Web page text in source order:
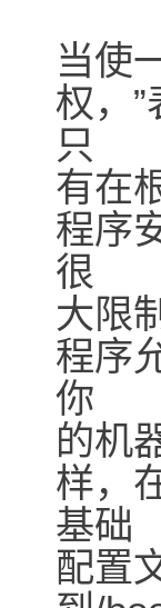
当使
权，
只
有在
程序
很
大限
程序
你
的机
样，
基础
配置